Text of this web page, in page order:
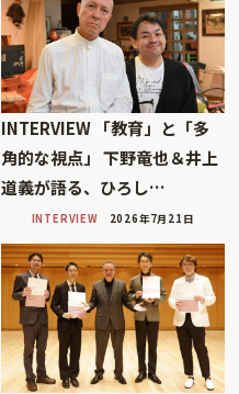
INTERVIEW 「教育」と「多
角的な視点」 下野竜也＆井上
道義が語る、ひろし…
INTERVIEW 2026年7月21日